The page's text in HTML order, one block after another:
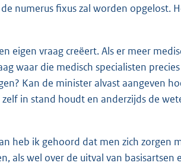
numerus fixus zal worden opgelost.
eigen vraag creëert. Als er meer
waar die medisch specialisten
Kan de minister alvast aangeven
in stand houdt en anderzijds de
heb ik gehoord dat men zich zorgen
als wel over de uitval van basisartsen